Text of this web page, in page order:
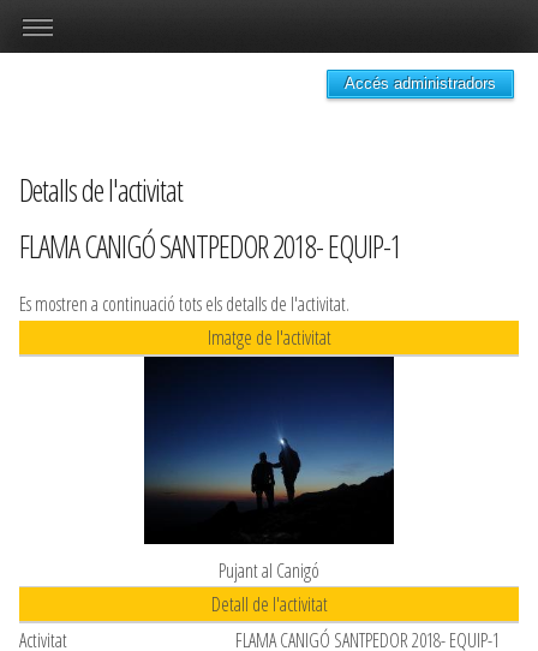
Accés administradors
Detalls de l'activitat
FLAMA CANIGÓ SANTPEDOR 2018- EQUIP-1
Es mostren a continuació tots els detalls de l'activitat.
Imatge de l'activitat
Pujant al Canigó
Detall de l'activitat
Activitat
FLAMA CANIGÓ SANTPEDOR 2018- EQUIP-1